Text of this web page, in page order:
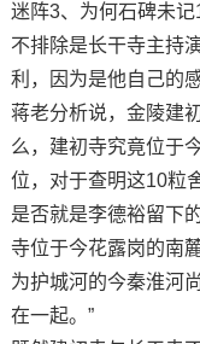
迷阵3、为何石碑未记
不排除是长干寺主持
利，因为是他自己的
蒋老分析说，金陵建
么，建初寺究竟位于
位，对于查明这10粒
是否就是李德裕留下
寺位于今花露岗的南
为护城河的今秦淮河
在一起。”